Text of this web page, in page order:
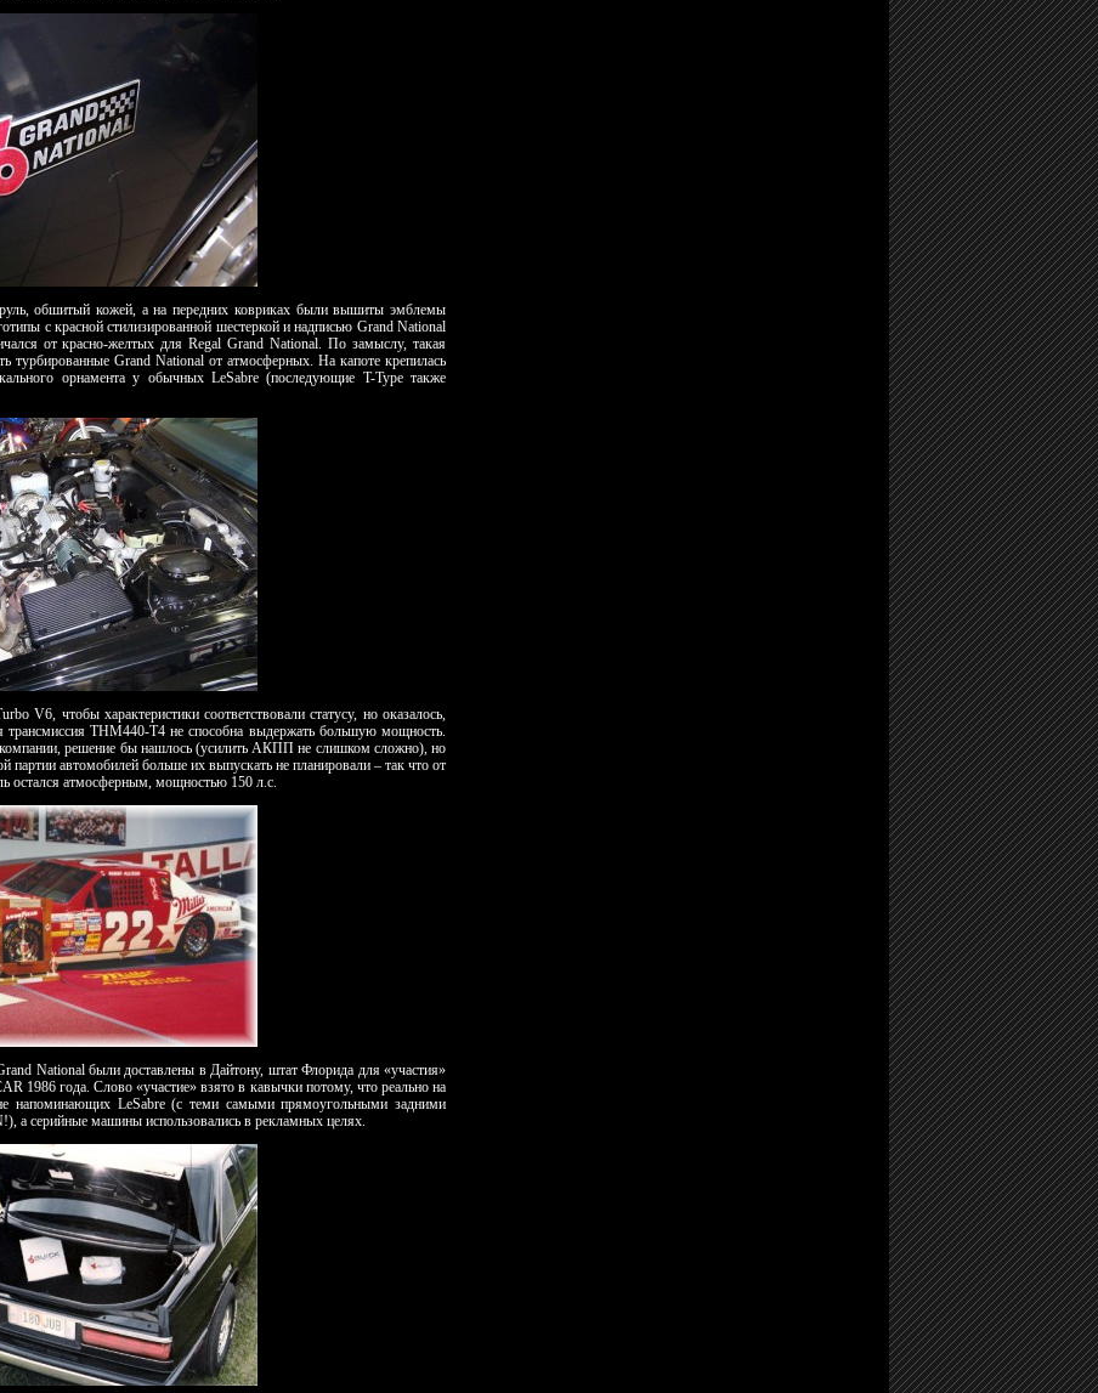
обшитый кожей, а на передних ковриках были вышиты эмблемы
с красной стилизированной шестеркой и надписью Grand National
от красно-желтых для Regal Grand National. По замыслу, такая
турбированные Grand National от атмосферных. На капоте крепилась
орнамента у обычных LeSabre (последующие T-Type также
V6, чтобы характеристики соответствовали статусу, но оказалось,
трансмиссия THM440-T4 не способна выдержать большую мощность.
компании, решение бы нашлось (усилить АКПП не слишком сложно), но
автомобилей больше их выпускать не планировали – так что от
остался атмосферным, мощностью 150 л.с.
National были доставлены в Дайтону, штат Флорида для «участия»
1986 года. Слово «участие» взято в кавычки потому, что реально на
напоминающих LeSabre (с теми самыми прямоугольными задними
а серийные машины использовались в рекламных целях.